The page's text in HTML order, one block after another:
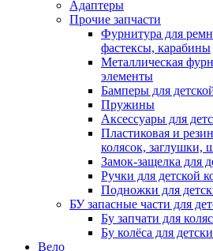
Адаптеры
Прочие запчасти
Фурнитура для
фастексы, карабины
Металлическая
элементы
Бамперы для
Пружины
Аксессуары для
Пластиковая и
колясок, заглушки,
Замок-защелка для
Ручки для детской
Подножки для
БУ запасные части для
Бу запчати для
Бу колёса для
Вело